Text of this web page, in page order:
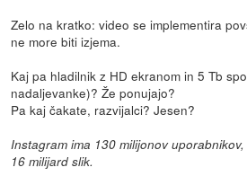
Zelo na kratko: video se implementira
ne more biti izjema.
Kaj pa hladilnik z HD ekranom in 5 Tb
nadaljevanke)? Že ponujajo?
Pa kaj čakate, razvijalci? Jesen?
Instagram ima 130 milijonov
16 milijard slik.